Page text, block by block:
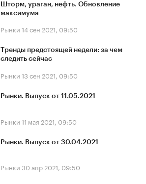
Шторм, ураган, нефть. Обновление
максимума
Рынки 14 сен 2021, 09:50
Тренды предстоящей недели: за чем
следить сейчас
Рынки 13 сен 2021, 09:50
Рынки. Выпуск от 11.05.2021
Рынки 11 мая 2021, 09:50
Рынки. Выпуск от 30.04.2021
Рынки 30 апр 2021, 09:50